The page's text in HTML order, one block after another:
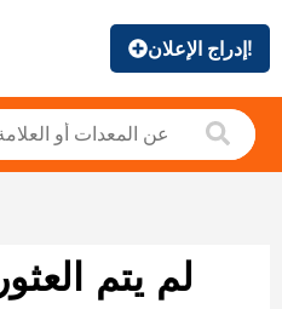
إدراج الإعلان!
لم يتم